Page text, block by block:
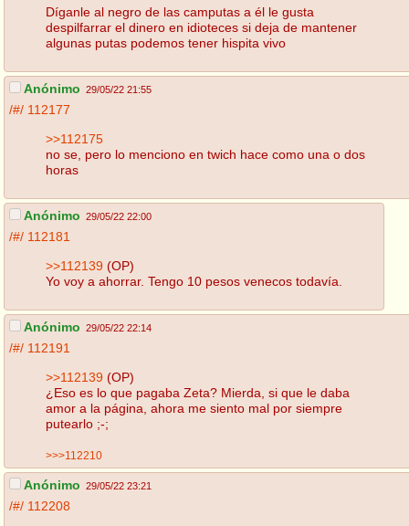
Díganle al negro de las camputas a él le gusta
despilfarrar el dinero en idioteces si deja de mantener
algunas putas podemos tener hispita vivo
Anónimo 29/05/22 21:55
/#/ 112177
>>112175
no se, pero lo menciono en twich hace como una o dos
horas
Anónimo 29/05/22 22:00
/#/ 112181
>>112139 (OP)
Yo voy a ahorrar. Tengo 10 pesos venecos todavía.
Anónimo 29/05/22 22:14
/#/ 112191
>>112139 (OP)
¿Eso es lo que pagaba Zeta? Mierda, si que le daba
amor a la página, ahora me siento mal por siempre
putearlo ;-;
>>>112210
Anónimo 29/05/22 23:21
/#/ 112208